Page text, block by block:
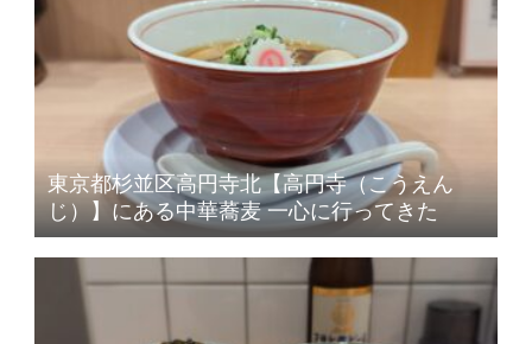
東京都杉並区高円寺北【高円寺（こうえん
じ）】にある中華蕎麦 一心に行ってきた